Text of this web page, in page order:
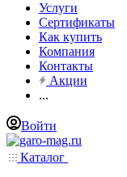
Услуги
Сертификаты
Как купить
Компания
Контакты
Акции
...
Войти
Каталог